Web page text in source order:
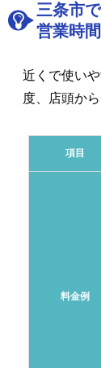
三条市
営業時
近くで使い
度、店頭か
項目
料金例